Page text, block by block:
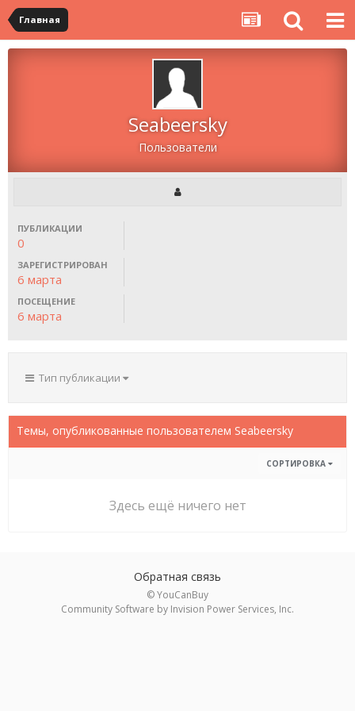
Главная
Seabeersky
Пользователи
ПУБЛИКАЦИИ
0
ЗАРЕГИСТРИРОВАН
6 марта
ПОСЕЩЕНИЕ
6 марта
Тип публикации
Темы, опубликованные пользователем Seabeersky
СОРТИРОВКА
Здесь ещё ничего нет
Обратная связь
© YouCanBuy
Community Software by Invision Power Services, Inc.